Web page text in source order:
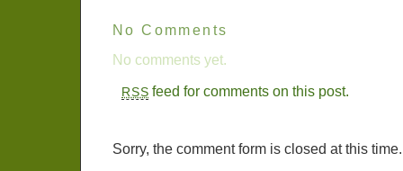
No Comments
No comments yet.
RSS feed for comments on this post.
Sorry, the comment form is closed at this time.